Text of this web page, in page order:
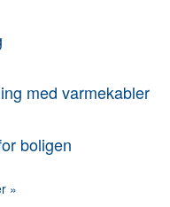
med varmekabler
boligen
»